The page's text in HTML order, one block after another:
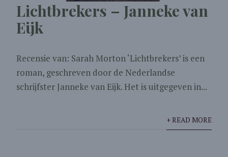
Lichtbrekers – Janneke van
Eijk
Recensie van: Sarah Morton ‘Lichtbrekers’ is een
roman, geschreven door de Nederlandse
schrijfster Janneke van Eijk. Het is uitgegeven in...
+ READ MORE